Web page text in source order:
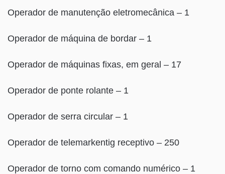
Operador de manutenção eletromecânica – 1
Operador de máquina de bordar – 1
Operador de máquinas fixas, em geral – 17
Operador de ponte rolante – 1
Operador de serra circular – 1
Operador de telemarkentig receptivo – 250
Operador de torno com comando numérico – 1